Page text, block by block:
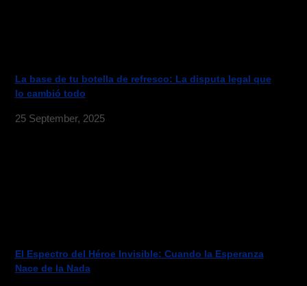
La base de tu botella de refresco: La disputa legal que
lo cambió todo
25 September, 2025
El Espectro del Héroe Invisible: Cuando la Esperanza
Nace de la Nada